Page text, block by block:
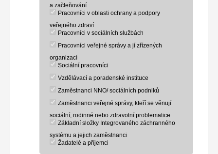
a začleňování
Pracovníci v oblasti ochrany a podpory
veřejného zdraví
Pracovníci v sociálních službách
Pracovníci veřejné správy a jí zřízených
organizací
Sociální pracovníci
Vzdělávací a poradenské instituce
Zaměstnanci NNO/ sociálních podniků
Zaměstnanci veřejné správy, kteří se věnují
sociální, rodinné nebo zdravotní problematice
Základní složky Integrovaného záchranného
systému a jejich zaměstnanci
Žadatelé a příjemci